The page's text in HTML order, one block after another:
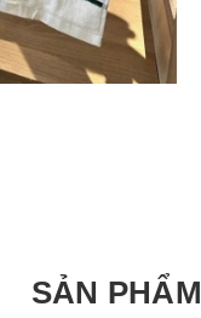
SẢN